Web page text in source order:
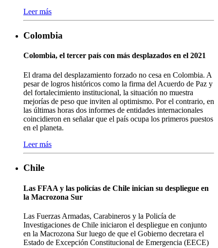
Leer más
Colombia
Colombia, el tercer país con más desplazados en el 2021
El drama del desplazamiento forzado no cesa en Colombia. A
pesar de logros históricos como la firma del Acuerdo de Paz y
del fortalecimiento institucional, la situación no muestra
mejorías de peso que inviten al optimismo. Por el contrario, en
las últimas horas dos informes de entidades internacionales
coincidieron en señalar que el país ocupa los primeros puestos
en el planeta.
Leer más
Chile
Las FFAA y las policías de Chile inician su despliegue en
la Macrozona Sur
Las Fuerzas Armadas, Carabineros y la Policía de
Investigaciones de Chile iniciaron el despliegue en conjunto
en la Macrozona Sur luego de que el Gobierno decretara el
Estado de Excepción Constitucional de Emergencia (EECE)